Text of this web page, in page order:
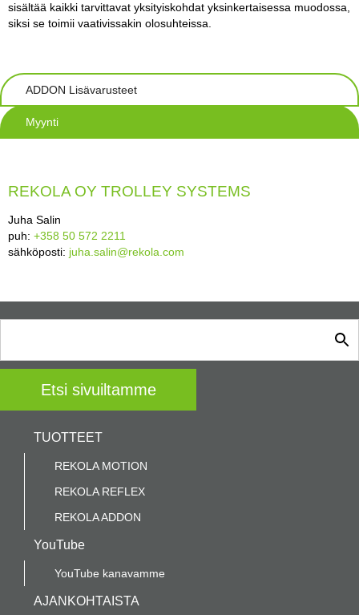
sisältää kaikki tarvittavat yksityiskohdat yksinkertaisessa muodossa,
siksi se toimii vaativissakin olosuhteissa.
ADDON Lisävarusteet
Myynti
REKOLA OY TROLLEY SYSTEMS
Juha Salin
puh: +358 50 572 2211
sähköposti: juha.salin@rekola.com
TUOTTEET
REKOLA MOTION
REKOLA REFLEX
REKOLA ADDON
YouTube
YouTube kanavamme
AJANKOHTAISTA